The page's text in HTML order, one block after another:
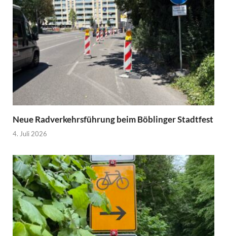
Neue Radverkehrsführung beim Böblinger Stadtfest
4. Juli 2026